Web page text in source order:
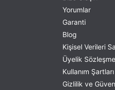
Yorumlar
Garanti
Blog
Kişisel Verileri
Üyelik
Kullanım Şartları
Gizlilik ve